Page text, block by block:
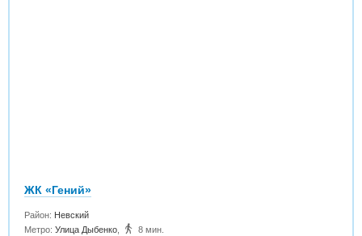
ЖК «Гений»
Район: Невский
Метро: Улица Дыбенко
8 мин.